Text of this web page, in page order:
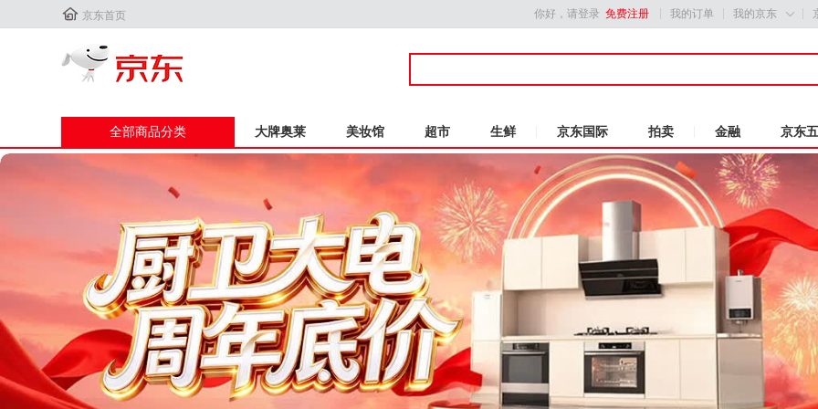
 京东首页 你好，请登录 免费注册 我的订单 我的京东 
全部商品分类 大牌奥莱 美妆馆 超市 生鲜 京东国际 拍卖 金融 京东